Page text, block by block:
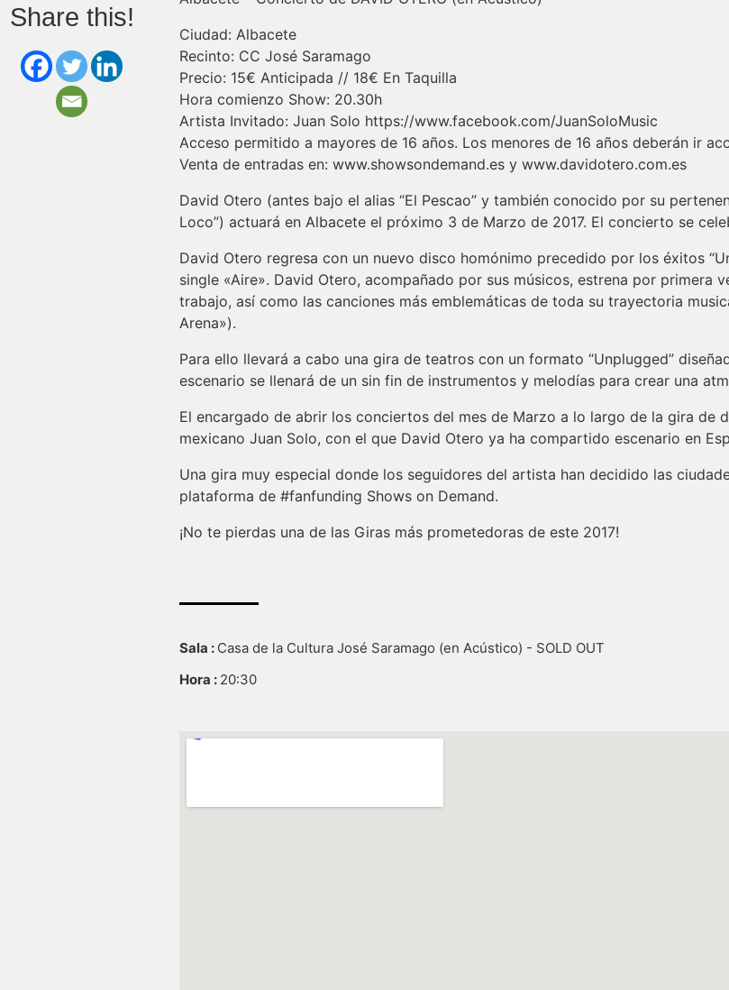
Share this!
Ciudad: Albacete
Recinto: CC José Saramago
Precio: 15€ Anticipada // 18€ En Taquilla
Hora comienzo Show: 20.30h
Artista Invitado: Juan Solo https://www.facebook.com/JuanSoloMusic
Acceso permitido a mayores de 16 años. Los menores de 16 años deberán ir
Venta de entradas en: www.showsondemand.es y www.davidotero.com.es
David Otero (antes bajo el alias “El Pescao” y también conocido por su
Loco”) actuará en Albacete el próximo 3 de Marzo de 2017. El concierto se
David Otero regresa con un nuevo disco homónimo precedido por los éxitos
single «Aire». David Otero, acompañado por sus músicos, estrena por primera
trabajo, así como las canciones más emblemáticas de toda su trayectoria
Arena»).
Para ello llevará a cabo una gira de teatros con un formato “Unplugged”
escenario se llenará de un sin fin de instrumentos y melodías para crear una
El encargado de abrir los conciertos del mes de Marzo a lo largo de la gira de
mexicano Juan Solo, con el que David Otero ya ha compartido escenario en
Una gira muy especial donde los seguidores del artista han decidido las
plataforma de #fanfunding Shows on Demand.
¡No te pierdas una de las Giras más prometedoras de este 2017!
Sala : Casa de la Cultura José Saramago (en Acústico) - SOLD OUT
Hora : 20:30